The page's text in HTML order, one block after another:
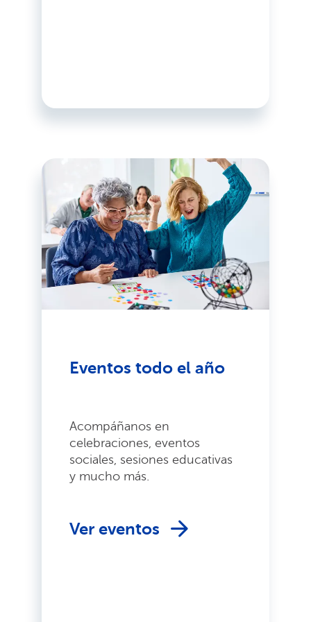
Eventos todo el año
Acompáñanos en
celebraciones, eventos
sociales, sesiones educativas
y mucho más.
Ver eventos